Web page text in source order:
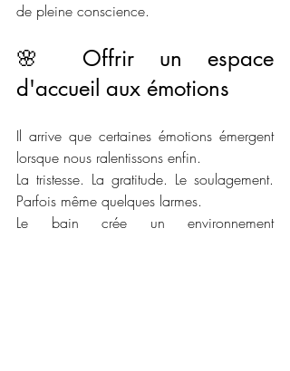
de pleine conscience.
🌸 Offrir un espace
d'accueil aux émotions
Il arrive que certaines émotions émergent
lorsque nous ralentissons enfin.
La tristesse. La gratitude. Le soulagement.
Parfois même quelques larmes.
Le bain crée un environnement